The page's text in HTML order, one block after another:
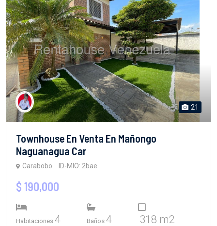
21
Townhouse En Venta En Mañongo
Naguanagua Car
Carabobo ID-MIO: 2bae
$ 190,000
Habitaciones 4 Baños 4 318 m2